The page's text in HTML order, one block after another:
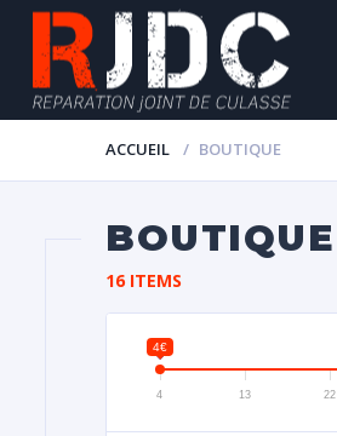
ACCUEIL BOUTIQUE
BOUTIQUE
16 ITEMS
4€
4 13 22